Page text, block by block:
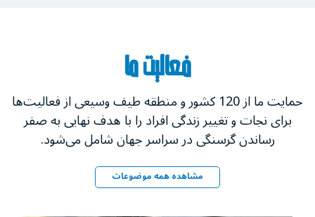
فعالیت ما
حمایت ما از 120 کشور و منطقه طیف وسیعی از فعالیت‌ها
برای نجات و تغییر زندگی‌ افراد را با هدف نهایی به صفر
رساندن گرسنگی در سراسر جهان شامل می‌شود.
مشاهده همه موضوعات